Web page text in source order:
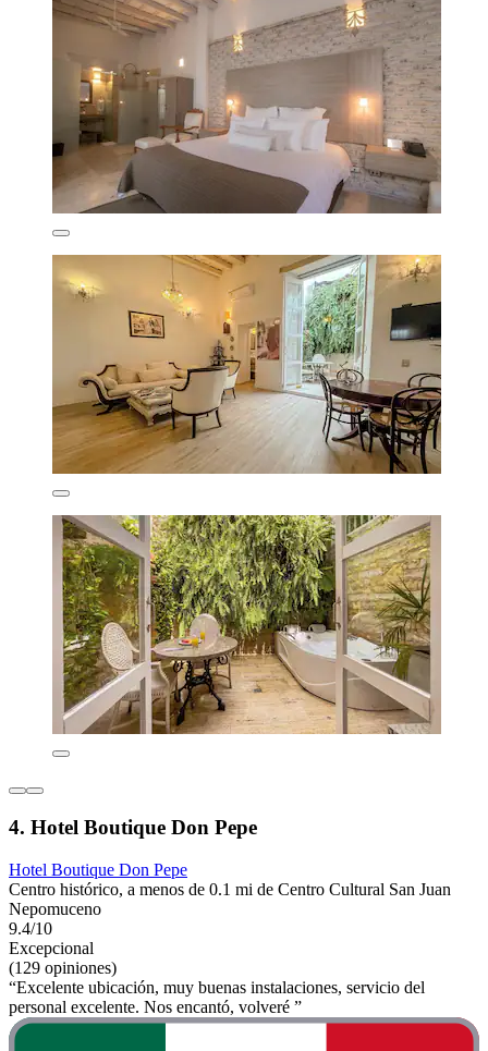
4. Hotel Boutique Don Pepe
Hotel Boutique Don Pepe
Centro histórico, a menos de 0.1 mi de Centro Cultural San Juan
Nepomuceno
9.4/10
Excepcional
(129 opiniones)
“Excelente ubicación, muy buenas instalaciones, servicio del
personal excelente. Nos encantó, volveré ”